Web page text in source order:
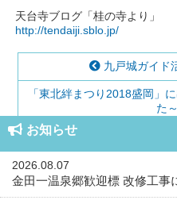
天台寺ブログ「桂の寺より」
http://tendaiji.sblo.jp/
九戸城ガイド
「東北絆まつり2018盛岡」
た～
お知らせ
2026.08.07
金田一温泉郷歓迎標 改修工事